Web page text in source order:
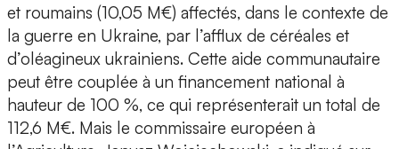
et roumains (10,05 M€) affectés, dans le contexte de
la guerre en Ukraine, par l’afflux de céréales et
d’oléagineux ukrainiens. Cette aide communautaire
peut être couplée à un financement national à
hauteur de 100 %, ce qui représenterait un total de
112,6 M€. Mais le commissaire européen à